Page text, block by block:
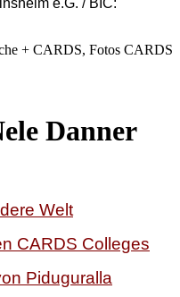
e.G. / BIC:
+ CARDS, Fotos CARDS
Danner
Welt
CARDS Colleges
Piduguralla